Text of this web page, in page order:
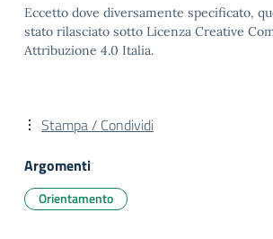
Eccetto dove diversamente specificato,
stato rilasciato sotto Licenza Creative
Attribuzione 4.0 Italia.
Stampa / Condividi
Argomenti
Orientamento